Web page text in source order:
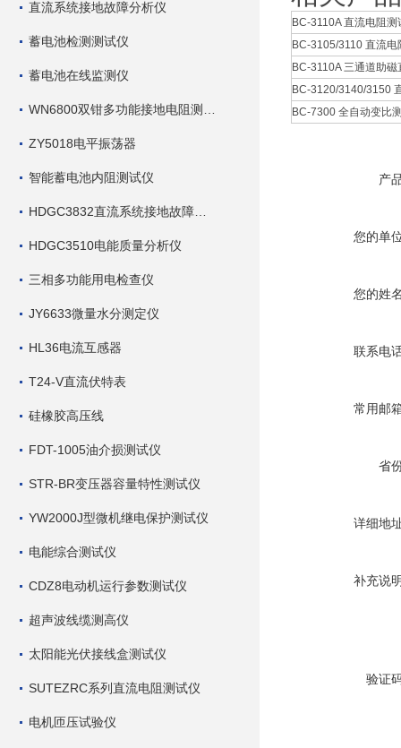
直流系统接地故障分析仪
蓄电池检测测试仪
蓄电池在线监测仪
ZY5018电平振荡器
智能蓄电池内阻测试仪
HDGC3510电能质量分析仪
三相多功能用电检查仪
JY6633微量水分测定仪
HL36电流互感器
T24-V直流伏特表
硅橡胶高压线
FDT-1005油介损测试仪
STR-BR变压器容量特性测试仪
YW2000J型微机继电保护测试仪
电能综合测试仪
CDZ8电动机运行参数测试仪
超声波线缆测高仪
太阳能光伏接线盒测试仪
SUTEZRC系列直流电阻测试仪
电机匝压试验仪
BC-3110A 直流电阻
BC-3105/3110 直流
BC-3110A 三通道助
BC-3120/3140/3150
BC-7300 全自动变比
产
您的单
您的姓
联系电
常用邮
省
详细地
补充说
验证